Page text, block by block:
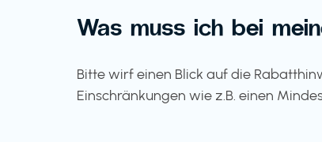
Was muss ich bei
Bitte wirf einen Blick auf die
Einschränkungen wie z.B. einen